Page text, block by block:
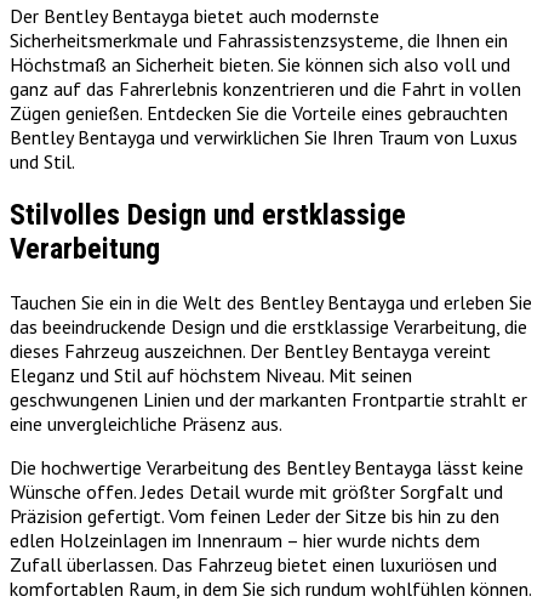
Der Bentley Bentayga bietet auch modernste
Sicherheitsmerkmale und Fahrassistenzsysteme, die Ihnen ein
Höchstmaß an Sicherheit bieten. Sie können sich also voll und
ganz auf das Fahrerlebnis konzentrieren und die Fahrt in vollen
Zügen genießen. Entdecken Sie die Vorteile eines gebrauchten
Bentley Bentayga und verwirklichen Sie Ihren Traum von Luxus
und Stil.
Stilvolles Design und erstklassige
Verarbeitung
Tauchen Sie ein in die Welt des Bentley Bentayga und erleben Sie
das beeindruckende Design und die erstklassige Verarbeitung, die
dieses Fahrzeug auszeichnen. Der Bentley Bentayga vereint
Eleganz und Stil auf höchstem Niveau. Mit seinen
geschwungenen Linien und der markanten Frontpartie strahlt er
eine unvergleichliche Präsenz aus.
Die hochwertige Verarbeitung des Bentley Bentayga lässt keine
Wünsche offen. Jedes Detail wurde mit größter Sorgfalt und
Präzision gefertigt. Vom feinen Leder der Sitze bis hin zu den
edlen Holzeinlagen im Innenraum – hier wurde nichts dem
Zufall überlassen. Das Fahrzeug bietet einen luxuriösen und
komfortablen Raum, in dem Sie sich rundum wohlfühlen können.